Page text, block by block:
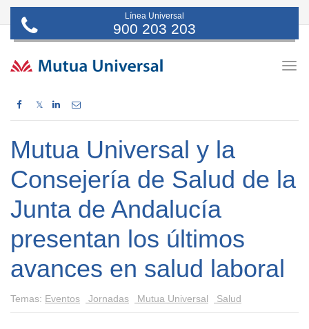
Línea Universal
900 203 203
𝕏
Mutua Universal y la
Consejería de Salud de la
Junta de Andalucía
presentan los últimos
avances en salud laboral
Temas: Eventos Jornadas Mutua Universal Salud